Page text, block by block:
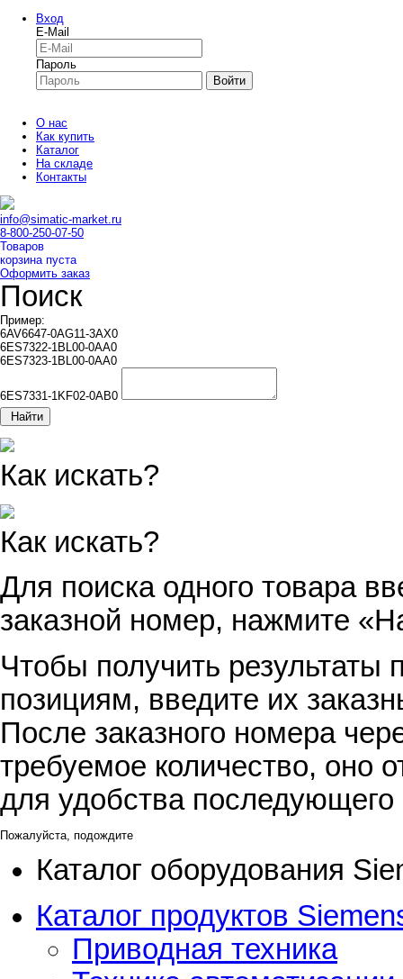
Вход
E-Mail
Пароль
Войти
О нас
Как купить
Каталог
На складе
Контакты
info@simatic-market.ru
8-800-250-07-50
Товаров
корзина пуста
Оформить заказ
Поиск
Пример:
6AV6647-0AG11-3AX0
6ES7322-1BL00-0AA0
6ES7323-1BL00-0AA0
6ES7331-1KF02-0AB0
Найти
Как искать?
Как искать?
Для поиска одного товара
заказной номер, нажмите
Чтобы получить результаты
позициям, введите их
После заказного номера
требуемое количество, оно
для удобства
Пожалуйста, подождите
Каталог оборудования
Каталог продуктов
Приводная техника